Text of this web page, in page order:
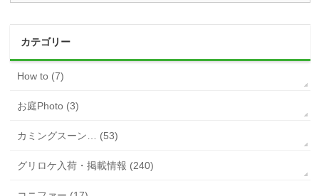
カテゴリー
How to (7)
お庭Photo (3)
カミングスーン… (53)
グリロケ入荷・掲載情報 (240)